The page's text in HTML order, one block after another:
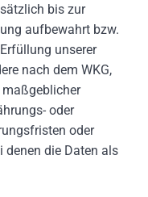
bis zur
aufbewahrt bzw.
unserer
nach dem WKG,
oder
oder
denen die Daten als